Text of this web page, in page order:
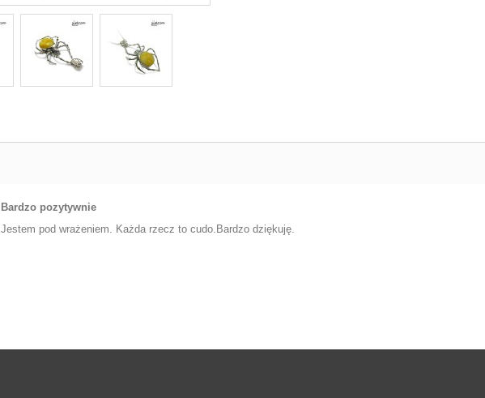
Bardzo pozytywnie
Jestem pod wrażeniem. Każda rzecz to cudo.Bardzo dziękuję.